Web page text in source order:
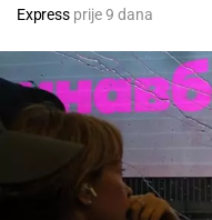
Expressprije 9 dana